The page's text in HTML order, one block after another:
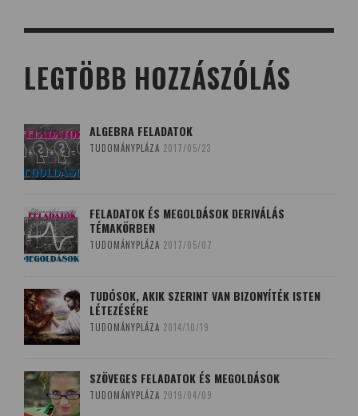
LEGTÖBB HOZZÁSZÓLÁS
ALGEBRA FELADATOK
TUDOMÁNYPLÁZA 2017/05/23
FELADATOK ÉS MEGOLDÁSOK DERIVÁLÁS
TÉMAKÖRBEN
TUDOMÁNYPLÁZA 2017/05/07
TUDÓSOK, AKIK SZERINT VAN BIZONYÍTÉK ISTEN
LÉTEZÉSÉRE
TUDOMÁNYPLÁZA 2014/10/19
SZÖVEGES FELADATOK ÉS MEGOLDÁSOK
TUDOMÁNYPLÁZA 2019/04/09